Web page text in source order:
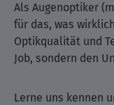
Als Augenoptiker
für das, was
Optikqualität und
Job, sondern den
Lerne uns kennen